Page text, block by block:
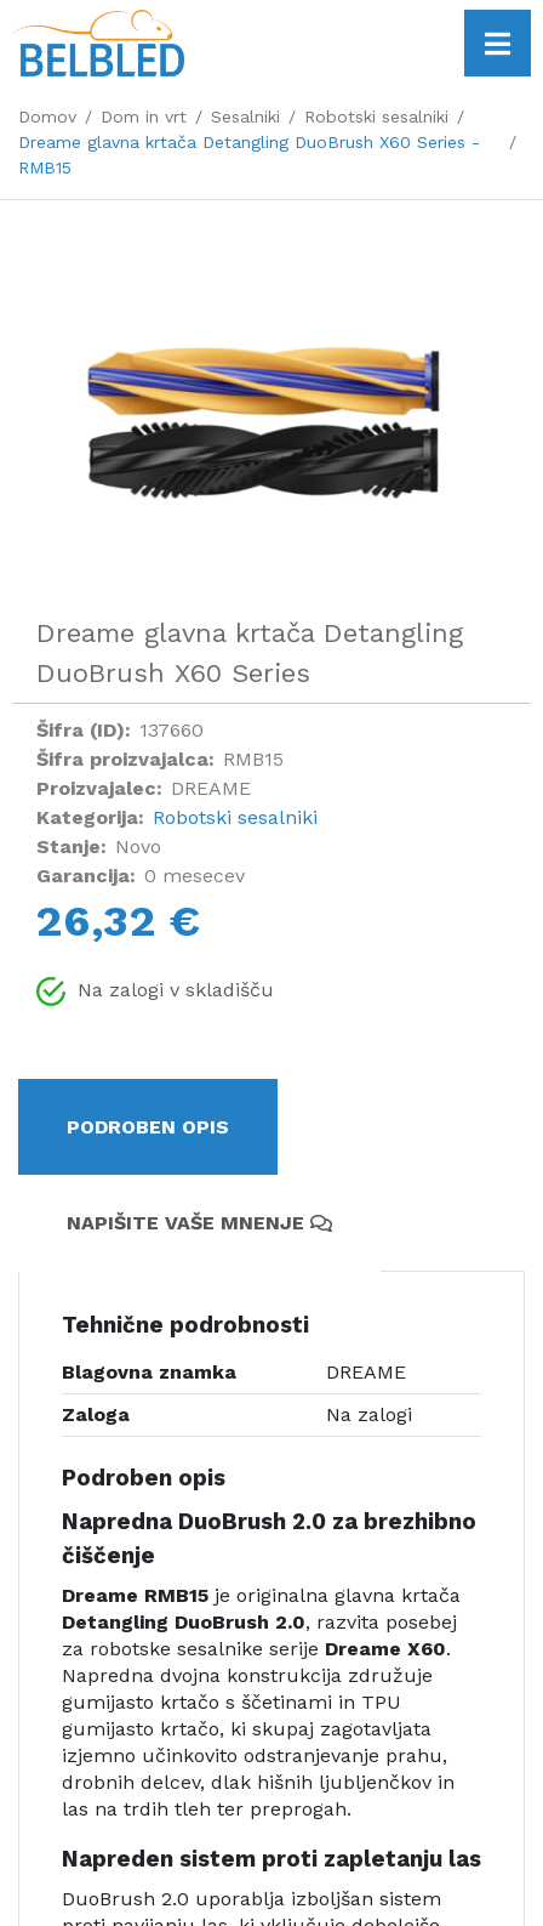
Domov Dom in vrt Sesalniki
Robotski sesalniki
Dreame glavna krtača Detangling DuoBrush X60 Series -
RMB15
Dreame glavna krtača Detangling
DuoBrush X60 Series
Šifra (ID): 137660
Šifra proizvajalca: RMB15
Proizvajalec: DREAME
Kategorija: Robotski sesalniki
Stanje: Novo
Garancija: 0 mesecev
26,32 €
Na zalogi v skladišču
PODROBEN OPIS
NAPIŠITE VAŠE MNENJE
Tehnične podrobnosti
Blagovna znamka
DREAME
Zaloga
Na zalogi
Podroben opis
Napredna DuoBrush 2.0 za brezhibno
čiščenje
Dreame RMB15 je originalna glavna krtača
Detangling DuoBrush 2.0, razvita posebej
za robotske sesalnike serije Dreame X60.
Napredna dvojna konstrukcija združuje
gumijasto krtačo s ščetinami in TPU
gumijasto krtačo, ki skupaj zagotavljata
izjemno učinkovito odstranjevanje prahu,
drobnih delcev, dlak hišnih ljubljenčkov in
las na trdih tleh ter preprogah.
Napreden sistem proti zapletanju las
DuoBrush 2.0 uporablja izboljšan sistem